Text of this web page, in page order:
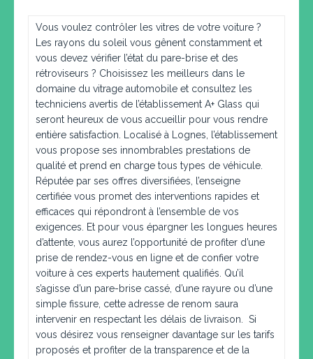
Vous voulez contrôler les vitres de votre voiture ?
Les rayons du soleil vous gênent constamment et
vous devez vérifier l’état du pare-brise et des
rétroviseurs ? Choisissez les meilleurs dans le
domaine du vitrage automobile et consultez les
techniciens avertis de l’établissement A+ Glass qui
seront heureux de vous accueillir pour vous rendre
entière satisfaction. Localisé à Lognes, l’établissement
vous propose ses innombrables prestations de
qualité et prend en charge tous types de véhicule.
Réputée par ses offres diversifiées, l’enseigne
certifiée vous promet des interventions rapides et
efficaces qui répondront à l’ensemble de vos
exigences. Et pour vous épargner les longues heures
d’attente, vous aurez l’opportunité de profiter d’une
prise de rendez-vous en ligne et de confier votre
voiture à ces experts hautement qualifiés. Qu’il
s’agisse d’un pare-brise cassé, d’une rayure ou d’une
simple fissure, cette adresse de renom saura
intervenir en respectant les délais de livraison. Si
vous désirez vous renseigner davantage sur les tarifs
proposés et profiter de la transparence et de la